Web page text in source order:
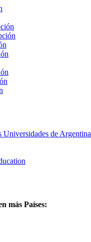
Universidades de Argentina
más Países: